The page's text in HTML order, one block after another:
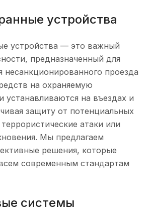
устройства
устройства — это важный
предназначенный для
несанкционированного проезда
на охраняемую
устанавливаются на въездах и
защиту от потенциальных
атаки или
Мы предлагаем
решения, которые
современным стандартам
системы